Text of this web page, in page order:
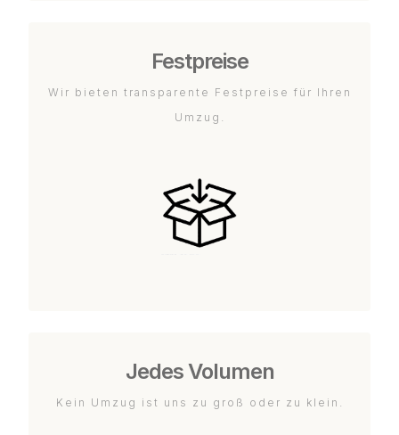
Festpreise
Wir bieten transparente Festpreise für Ihren
Umzug.
Jedes Volumen
Kein Umzug ist uns zu groß oder zu klein.